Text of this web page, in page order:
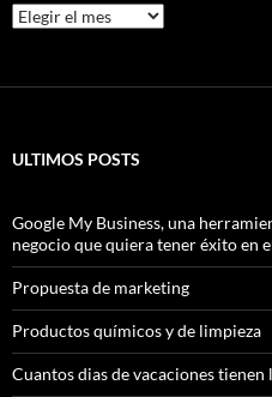
Archivos
ULTIMOS POSTS
Google My Business, una
negocio que quiera tener éxito en
Propuesta de marketing
Productos químicos y de limpieza
Cuantos dias de vacaciones tienen